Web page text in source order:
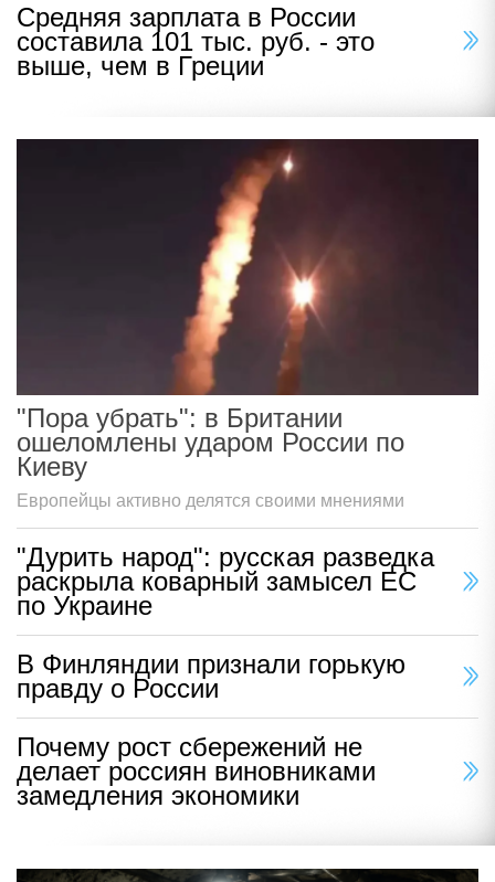
Средняя зарплата в России
составила 101 тыс. руб. - это
выше, чем в Греции
"Пора убрать": в Британии
ошеломлены ударом России по
Киеву
Европейцы активно делятся своими мнениями
"Дурить народ": русская разведка
раскрыла коварный замысел ЕС
по Украине
В Финляндии признали горькую
правду о России
Почему рост сбережений не
делает россиян виновниками
замедления экономики